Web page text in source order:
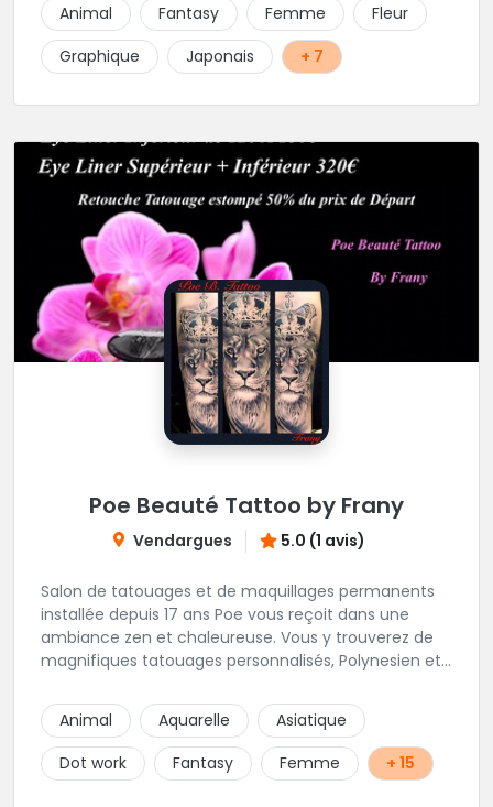
Animal
Fantasy Femme
Fleur
Graphique
Japonais + 7
Poe Beauté Tattoo by Frany
Vendargues 5.0 (1 avis)
Salon de tatouages et de maquillages permanents
installée depuis 17 ans Poe vous reçoit dans une
ambiance zen et chaleureuse. Vous y trouverez de
magnifiques tatouages personnalisés, Polynesien et
permanents/artistiques ainsi que des prestations de
Piercings.
Animal Aquarelle
Asiatique
Dot work
Fantasy Femme + 15